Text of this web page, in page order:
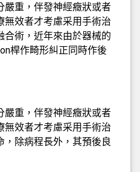
重，伴發神經癥狀或者
無效者才考慮采用手術治
合術，近年來由於器械的
桿作畸形糾正同時作後
重，伴發神經癥狀或者
無效者才考慮采用手術治
除病程長外，其預後良